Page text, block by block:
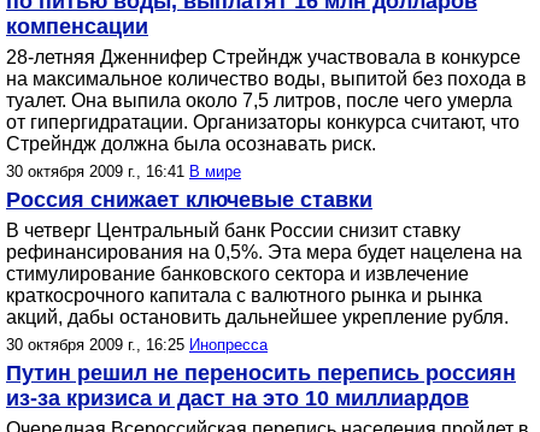
компенсации
28-летняя Дженнифер Стрейндж участвовала в конкурсе
на максимальное количество воды, выпитой без похода в
туалет. Она выпила около 7,5 литров, после чего умерла
от гипергидратации. Организаторы конкурса считают, что
Стрейндж должна была осознавать риск.
30 октября 2009 г., 16:41 В мире
Россия снижает ключевые ставки
В четверг Центральный банк России снизит ставку
рефинансирования на 0,5%. Эта мера будет нацелена на
стимулирование банковского сектора и извлечение
краткосрочного капитала с валютного рынка и рынка
акций, дабы остановить дальнейшее укрепление рубля.
30 октября 2009 г., 16:25 Инопресса
Путин решил не переносить перепись россиян
из-за кризиса и даст на это 10 миллиардов